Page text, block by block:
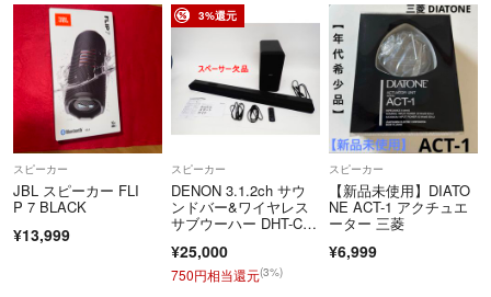
スピーカー
JBL スピーカー FLI
P 7 BLACK
¥13,999
3%還元
スピーカー
DENON 3.1.2ch サウ
ンドバー&ワイヤレス
サブウーハー DHT-C51
2608-042
¥25,000
750円相当還元(3%)
スピーカー
【新品未使用】DIATO
NE ACT-1 アクチュエ
ーター 三菱
¥6,999